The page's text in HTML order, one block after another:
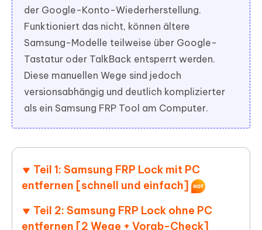
der Google-Konto-Wiederherstellung.
Funktioniert das nicht, können ältere
Samsung-Modelle teilweise über Google-
Tastatur oder TalkBack entsperrt werden.
Diese manuellen Wege sind jedoch
versionsabhängig und deutlich komplizierter
als ein Samsung FRP Tool am Computer.
Teil 1: Samsung FRP Lock mit PC
entfernen [schnell und einfach]
Teil 2: Samsung FRP Lock ohne PC
entfernen [2 Wege + Vorab-Check]